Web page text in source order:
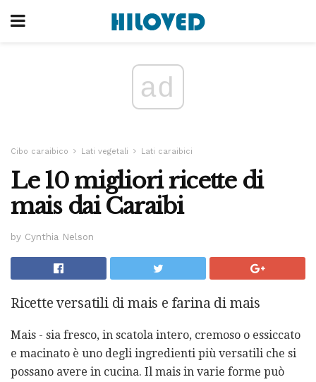
ad
Cibo caraibico Lati vegetali Lati caraibici
Le 10 migliori ricette di
mais dai Caraibi
by Cynthia Nelson
Ricette versatili di mais e farina di mais
Mais - sia fresco, in scatola intero, cremoso o essiccato
e macinato è uno degli ingredienti più versatili che si
possano avere in cucina. Il mais in varie forme può